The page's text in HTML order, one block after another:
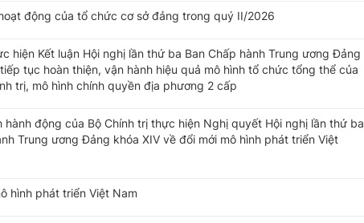
động của tổ chức cơ sở đảng trong quý II/2026
hiện Kết luận Hội nghị lần thứ ba Ban Chấp hành Trung ương Đảng
tục hoàn thiện, vận hành hiệu quả mô hình tổ chức tổng thể của
trị, mô hình chính quyền địa phương 2 cấp
hành động của Bộ Chính trị thực hiện Nghị quyết Hội nghị lần thứ ba
Trung ương Đảng khóa XIV về đổi mới mô hình phát triển Việt
hình phát triển Việt Nam